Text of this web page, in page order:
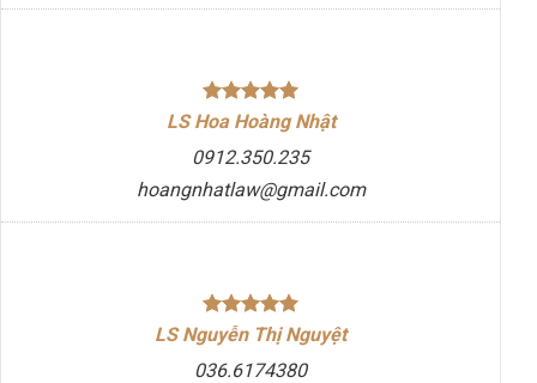
LS Hoa Hoàng Nhật
0912.350.235
hoangnhatlaw@gmail.com
LS Nguyễn Thị Nguyệt
036.6174380